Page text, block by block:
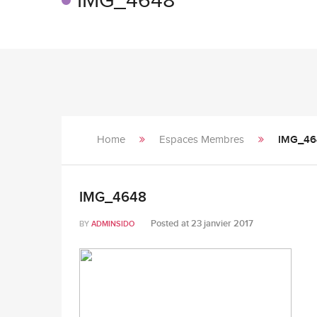
Home Espaces Membres
IMG_4648
BY ADMINSIDO Posted at23 janvier 2017